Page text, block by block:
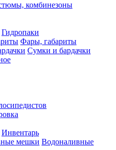
комбинезоны
Гидропаки
Фары, габариты
Сумки и бардачки
Инвентарь
Водоналивные